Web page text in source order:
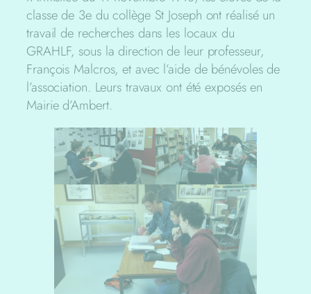
classe de 3e du collège St Joseph ont réalisé un
travail de recherches dans les locaux du
GRAHLF, sous la direction de leur professeur,
François Malcros, et avec l’aide de bénévoles de
l’association. Leurs travaux ont été exposés en
Mairie d’Ambert.